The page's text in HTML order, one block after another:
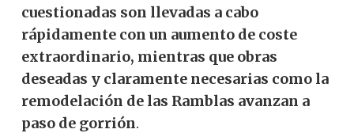
cuestionadas son llevadas a cabo
rápidamente con un aumento de coste
extraordinario, mientras que obras
deseadas y claramente necesarias como la
remodelación de las Ramblas avanzan a
paso de gorrión.